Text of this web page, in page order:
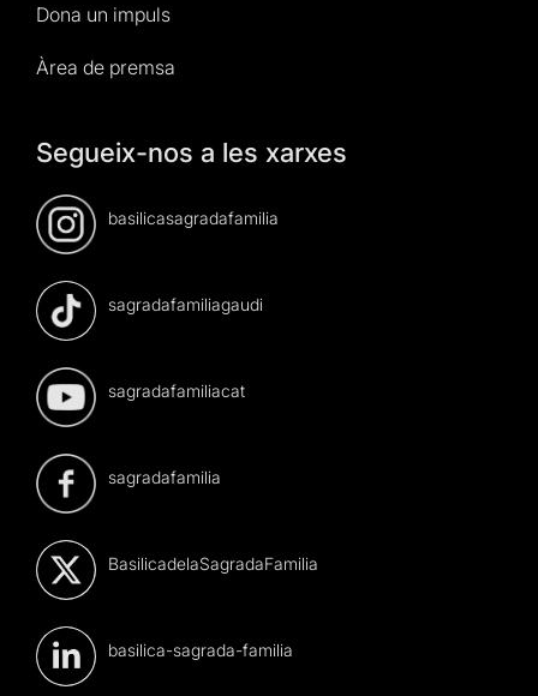
Dona un impuls
Àrea de premsa
Segueix-nos a les xarxes
basilicasagradafamilia
sagradafamiliagaudi
sagradafamiliacat
sagradafamilia
BasilicadelaSagradaFamilia
basilica-sagrada-familia